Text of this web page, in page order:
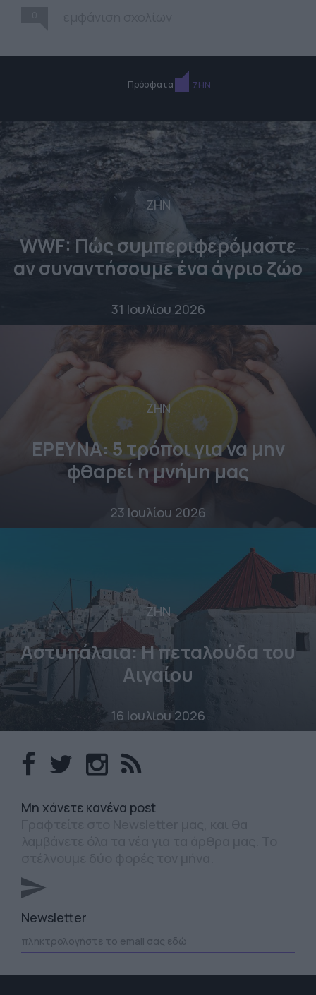
Πρόσφατα ΖΗΝ
ΖΗΝ
WWF: Πώς συμπεριφερόμαστε
αν συναντήσουμε ένα άγριο ζώο
31 Ιουλίου 2026
ΖΗΝ
ΕΡΕΥΝΑ: 5 τρόποι για να μην
φθαρεί η μνήμη μας
23 Ιουλίου 2026
ΖΗΝ
Αστυπάλαια: Η πεταλούδα του
Αιγαίου
16 Ιουλίου 2026
Mη χάνετε κανένα post
Newsletter